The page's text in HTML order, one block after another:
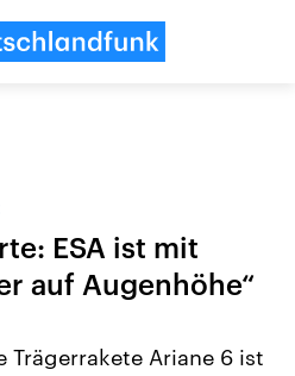
ESA ist mit
auf Augenhöhe“
Trägerrakete Ariane 6 ist